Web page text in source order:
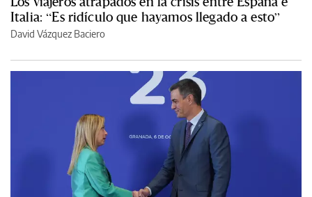
Italia: “Es ridículo que hayamos llegado a esto”
David Vázquez Baciero